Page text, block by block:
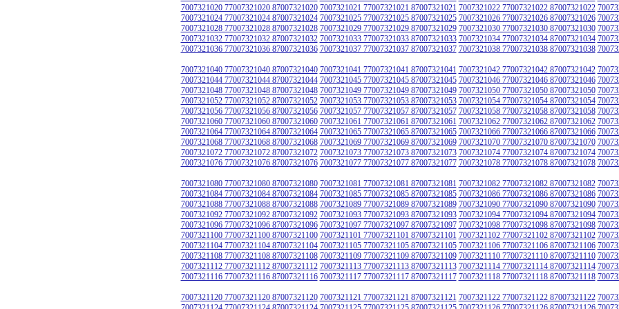
7007321020 77007321020 87007321020 7007321021 77007321021 87007321021 7007321022 77007321022 87007321022
7007321024 77007321024 87007321024 7007321025 77007321025 87007321025 7007321026 77007321026 87007321026
7007321028 77007321028 87007321028 7007321029 77007321029 87007321029 7007321030 77007321030 87007321030
7007321032 77007321032 87007321032 7007321033 77007321033 87007321033 7007321034 77007321034 87007321034
7007321036 77007321036 87007321036 7007321037 77007321037 87007321037 7007321038 77007321038 87007321038
7007321040 77007321040 87007321040 7007321041 77007321041 87007321041 7007321042 77007321042 87007321042
7007321044 77007321044 87007321044 7007321045 77007321045 87007321045 7007321046 77007321046 87007321046
7007321048 77007321048 87007321048 7007321049 77007321049 87007321049 7007321050 77007321050 87007321050
7007321052 77007321052 87007321052 7007321053 77007321053 87007321053 7007321054 77007321054 87007321054
7007321056 77007321056 87007321056 7007321057 77007321057 87007321057 7007321058 77007321058 87007321058
7007321060 77007321060 87007321060 7007321061 77007321061 87007321061 7007321062 77007321062 87007321062
7007321064 77007321064 87007321064 7007321065 77007321065 87007321065 7007321066 77007321066 87007321066
7007321068 77007321068 87007321068 7007321069 77007321069 87007321069 7007321070 77007321070 87007321070
7007321072 77007321072 87007321072 7007321073 77007321073 87007321073 7007321074 77007321074 87007321074
7007321076 77007321076 87007321076 7007321077 77007321077 87007321077 7007321078 77007321078 87007321078
7007321080 77007321080 87007321080 7007321081 77007321081 87007321081 7007321082 77007321082 87007321082
7007321084 77007321084 87007321084 7007321085 77007321085 87007321085 7007321086 77007321086 87007321086
7007321088 77007321088 87007321088 7007321089 77007321089 87007321089 7007321090 77007321090 87007321090
7007321092 77007321092 87007321092 7007321093 77007321093 87007321093 7007321094 77007321094 87007321094
7007321096 77007321096 87007321096 7007321097 77007321097 87007321097 7007321098 77007321098 87007321098
7007321100 77007321100 87007321100 7007321101 77007321101 87007321101 7007321102 77007321102 87007321102
7007321104 77007321104 87007321104 7007321105 77007321105 87007321105 7007321106 77007321106 87007321106
7007321108 77007321108 87007321108 7007321109 77007321109 87007321109 7007321110 77007321110 87007321110
7007321112 77007321112 87007321112 7007321113 77007321113 87007321113 7007321114 77007321114 87007321114
7007321116 77007321116 87007321116 7007321117 77007321117 87007321117 7007321118 77007321118 87007321118
7007321120 77007321120 87007321120 7007321121 77007321121 87007321121 7007321122 77007321122 87007321122